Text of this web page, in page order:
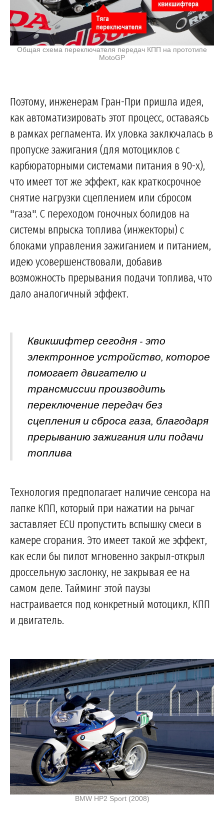
Общая схема переключателя передач КПП на прототипе
MotoGP
Поэтому, инженерам Гран-При пришла идея,
как автоматизировать этот процесс, оставаясь
в рамках регламента. Их уловка заключалась в
пропуске зажигания (для мотоциклов с
карбюраторными системами питания в 90-х),
что имеет тот же эффект, как краткосрочное
снятие нагрузки сцеплением или сбросом
"газа". С переходом гоночных болидов на
системы впрыска топлива (инжекторы) с
блоками управления зажиганием и питанием,
идею усовершенствовали, добавив
возможность прерывания подачи топлива, что
дало аналогичный эффект.
Квикшифтер сегодня - это
электронное устройство, которое
помогает двигателю и
трансмиссии производить
переключение передач без
сцепления и сброса газа, благодаря
прерыванию зажигания или подачи
топлива
Технология предполагает наличие сенсора на
лапке КПП, который при нажатии на рычаг
заставляет ECU пропустить вспышку смеси в
камере сгорания. Это имеет такой же эффект,
как если бы пилот мгновенно закрыл-открыл
дроссельную заслонку, не закрывая ее на
самом деле. Тайминг этой паузы
настраивается под конкретный мотоцикл, КПП
и двигатель.
BMW HP2 Sport (2008)